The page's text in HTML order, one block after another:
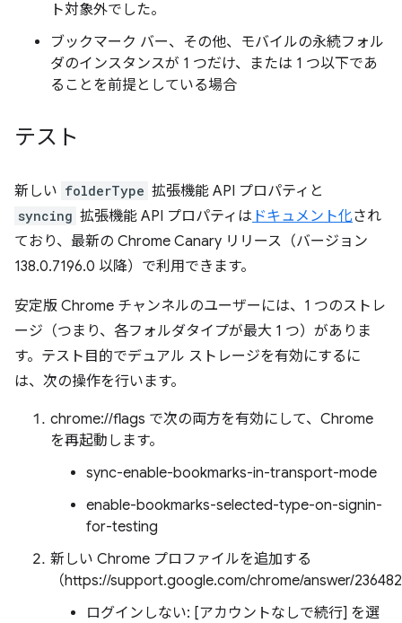
ト対象外でした。
ブックマーク バー、その他、モバイルの永続フォル
ダのインスタンスが 1 つだけ、または 1 つ以下であ
ることを前提としている場合
テスト
新しい folderType 拡張機能 API プロパティと
syncing 拡張機能 API プロパティは ドキュメント化され
ており、最新の Chrome Canary リリース（バージョン
138.0.7196.0 以降）で利用できます。
安定版 Chrome チャンネルのユーザーには、1 つのストレ
ージ（つまり、各フォルダタイプが最大 1 つ）がありま
す。テスト目的でデュアル ストレージを有効にするに
は、次の操作を行います。
chrome://flags で次の両方を有効にして、Chrome
を再起動します。
sync-enable-bookmarks-in-transport-mode
enable-bookmarks-selected-type-on-signin-
for-testing
新しい Chrome プロファイルを追加する
（https://support.google.com/chrome/answer/
ログインしない: [アカウントなしで続行] を選